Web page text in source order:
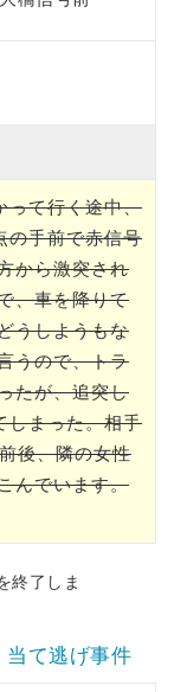
って行く途中、
の手前で赤信号
から激突され
、車を降りて
うしようもな
うので、トラ
たが、追突し
しまった。相手
後、隣の女性
んでいます。
終了しま
当て逃げ事件